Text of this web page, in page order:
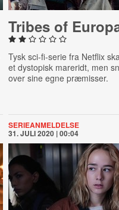
Tribes of
Tysk sci-fi-serie fra Netflix
et dystopisk mareridt, men
over sine egne præmisser.
SERIEANMELDELSE
31. JULI 2020 | 00:04